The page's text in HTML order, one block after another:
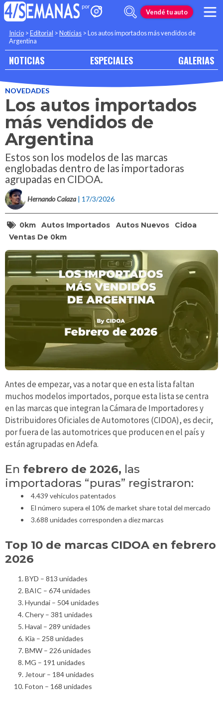
Vendé tu auto
Inicio >Editorial >Noticias >Los autos importados más vendidos de
Argentina
NOTICIAS ESPECIALES GALERIAS
NOVEDADES
Los autos importados
más vendidos de
Argentina
Estos son los modelos de las marcas
englobadas dentro de las importadoras
agrupadas en CIDOA.
Hernando Calaza | 17/3/2026
0km Autos Importados Autos Nuevos
Cidoa
Ventas De 0km
Antes de empezar, vas a notar que en esta lista faltan
muchos modelos importados, porque esta lista se centra
en las marcas que integran la Cámara de Importadores y
Distribuidores Oficiales de Automotores (CIDOA), es decir,
por fuera de las automotrices que producen en el país y
están agrupadas en Adefa.
En febrero de 2026, las
importadoras “puras” registraron:
4.439 vehículos patentados
El número supera el 10% de market share total del mercado
3.688 unidades corresponden a diez marcas
Top 10 de marcas CIDOA en febrero
2026
BYD – 813 unidades
BAIC – 674 unidades
Hyundai – 504 unidades
Chery – 381 unidades
Haval – 289 unidades
Kia – 258 unidades
BMW – 226 unidades
MG – 191 unidades
Jetour – 184 unidades
Foton – 168 unidades